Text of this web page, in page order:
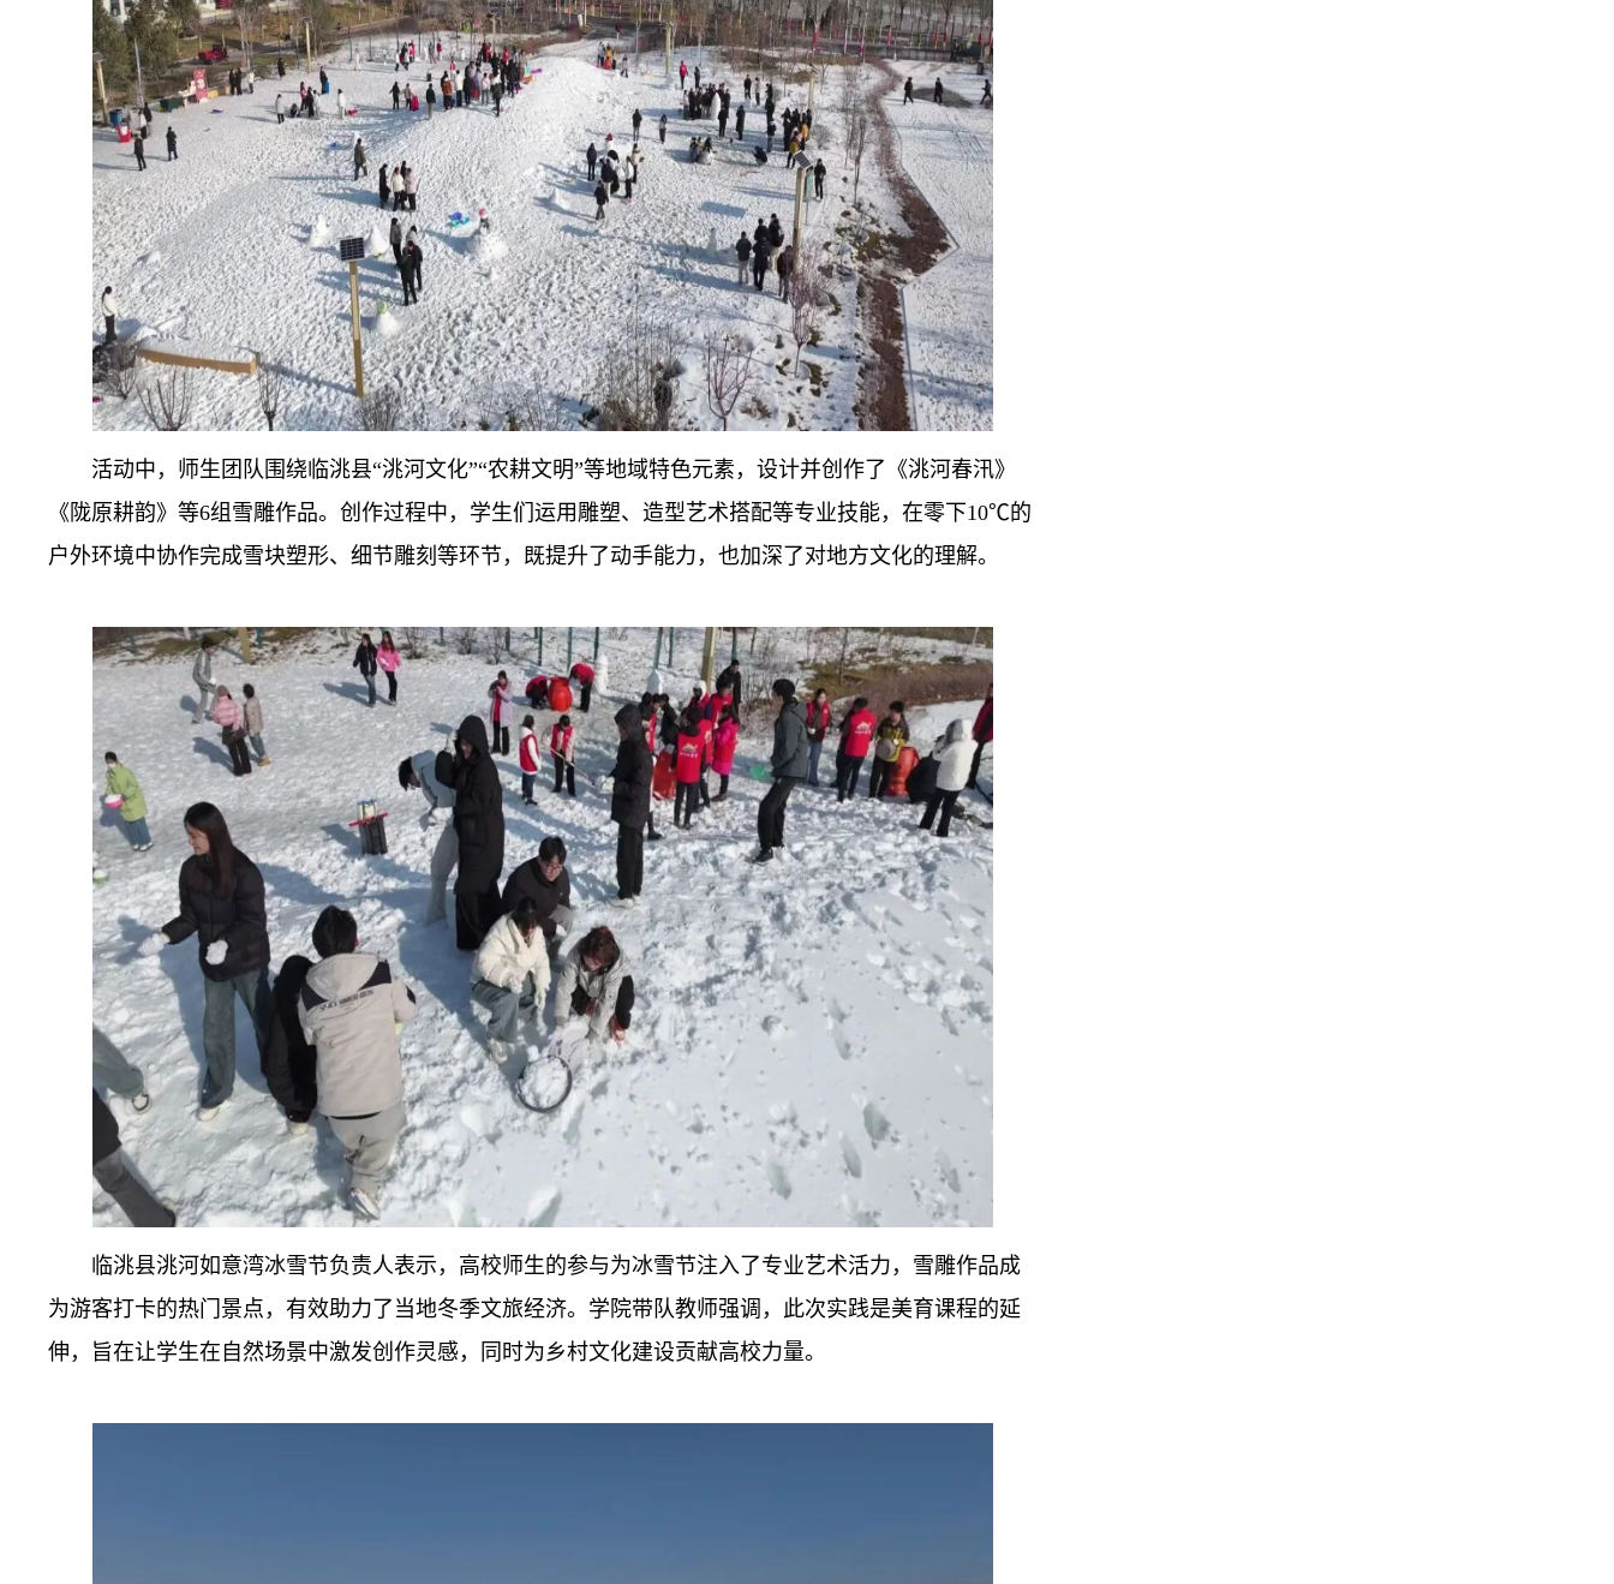
活动中，师生团队围绕临洮县“洮河文化”“农耕文明”等地域特色元素，设计并创作了《洮河春汛》
《陇原耕韵》等6组雪雕作品。创作过程中，学生们运用雕塑、造型艺术搭配等专业技能，在零下10℃的
户外环境中协作完成雪块塑形、细节雕刻等环节，既提升了动手能力，也加深了对地方文化的理解。
临洮县洮河如意湾冰雪节负责人表示，高校师生的参与为冰雪节注入了专业艺术活力，雪雕作品成
为游客打卡的热门景点，有效助力了当地冬季文旅经济。学院带队教师强调，此次实践是美育课程的延
伸，旨在让学生在自然场景中激发创作灵感，同时为乡村文化建设贡献高校力量。